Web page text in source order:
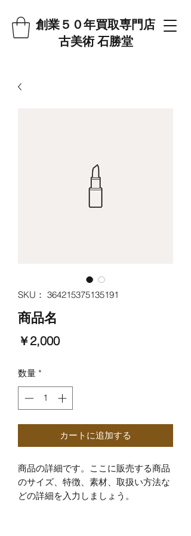
創業５０年買取専門店
古美術 石勝堂
SKU： 364215375135191
商品名
￥2,000価
数量 *
カートに追加する
商品の詳細です。ここに販売する商品
のサイズ、特徴、素材、取扱い方法な
どの詳細を入力しましょう。